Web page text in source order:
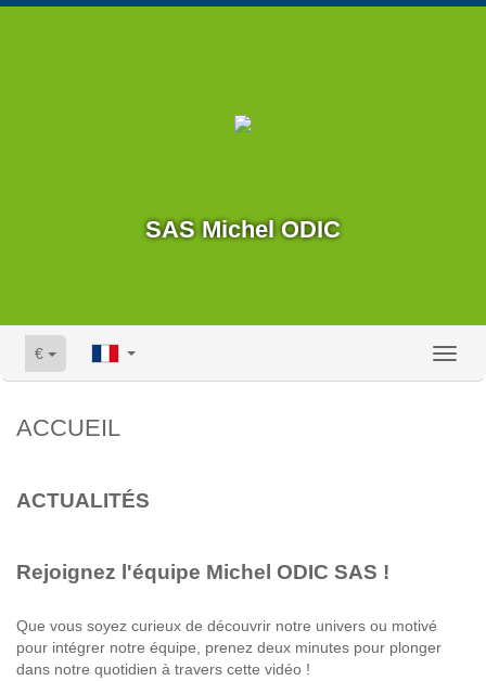
SAS Michel ODIC
€
ACCUEIL
ACTUALITÉS
Rejoignez l'équipe Michel ODIC SAS !
Que vous soyez curieux de découvrir notre univers ou motivé
pour intégrer notre équipe, prenez deux minutes pour plonger
dans notre quotidien à travers cette vidéo !